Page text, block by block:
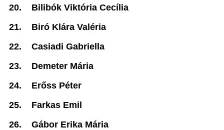
20.
Bilibók Viktória Cecília
21.
Biró Klára Valéria
22.
Casiadi Gabriella
23.
Demeter Mária
24.
Erőss Péter
25.
Farkas Emil
26.
Gábor Erika Mária